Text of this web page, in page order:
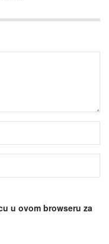
u ovom browseru za